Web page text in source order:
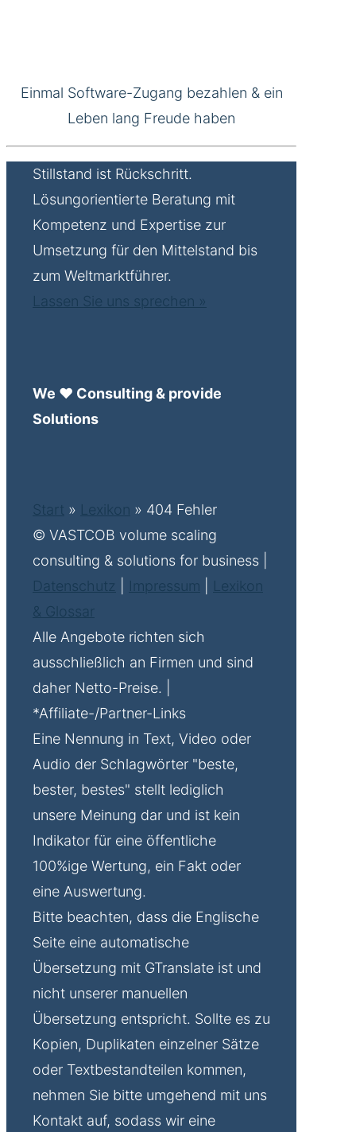
Einmal Software-Zugang bezahlen & ein
Leben lang Freude haben
Stillstand ist Rückschritt.
Lösungorientierte Beratung mit
Kompetenz und Expertise zur
Umsetzung für den Mittelstand bis
zum Weltmarktführer.
Lassen Sie uns sprechen »
We ♥ Consulting & provide
Solutions
Start » Lexikon » 404 Fehler
© VASTCOB volume scaling
consulting & solutions for business |
Datenschutz
Impressum
Lexikon
& Glossar
Alle Angebote richten sich
ausschließlich an Firmen und sind
daher Netto-Preise. |
*Affiliate-/Partner-Links
Eine Nennung in Text, Video oder
Audio der Schlagwörter "beste,
bester, bestes" stellt lediglich
unsere Meinung dar und ist kein
Indikator für eine öffentliche
100%ige Wertung, ein Fakt oder
eine Auswertung.
Bitte beachten, dass die Englische
Seite eine automatische
Übersetzung mit GTranslate ist und
nicht unserer manuellen
Übersetzung entspricht. Sollte es zu
Kopien, Duplikaten einzelner Sätze
oder Textbestandteilen kommen,
nehmen Sie bitte umgehend mit uns
Kontakt auf, sodass wir eine